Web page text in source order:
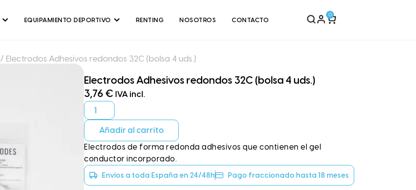
EQUIPAMIENTO DEPORTIVO RENTING NOSOTROS CONTACTO
0
/ Electrodos Adhesivos redondos 32C (bolsa 4 uds.)
Electrodos Adhesivos redondos 32C (bolsa 4 uds.)
3,76 € IVA incl.
Añadir al carrito
Electrodos de forma redonda adhesivos que contienen el gel
conductor incorporado.
Envíos a toda España en 24/48h Pago fraccionado hasta 18 meses